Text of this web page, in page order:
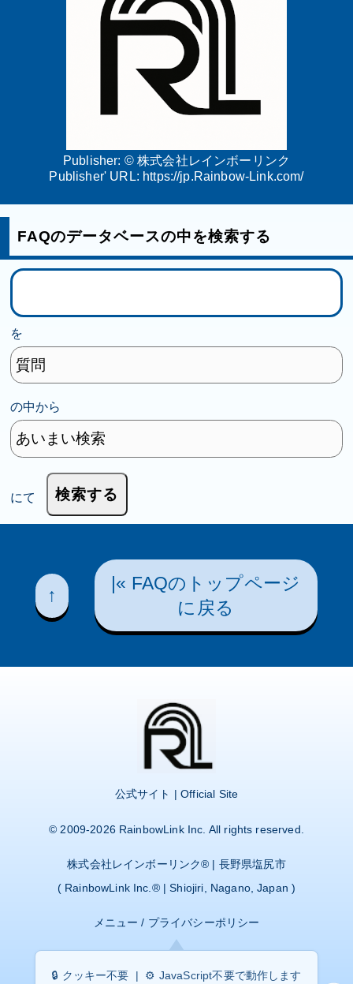
Publisher: ©株式会社レインボーリンク
Publisher' URL: https://jp.Rainbow-Link.com/
FAQのデータベースの中を検索する
を
の中から
にて
↑
|« FAQのトップページ
に戻る
公式サイト | Official Site
© 2009-2026 RainbowLink Inc. All rights reserved.
株式会社レインボーリンク® | 長野県塩尻市
( RainbowLink Inc. ® | Shiojiri, Nagano, Japan )
メニュー / プライバシーポリシー
🔒 クッキー不要 | ⚙️ JavaScript不要で動作します